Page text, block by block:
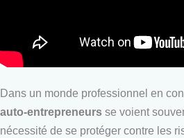
Dans un monde professionnel en
auto-entrepreneurs se voient
nécessité de se protéger contre les